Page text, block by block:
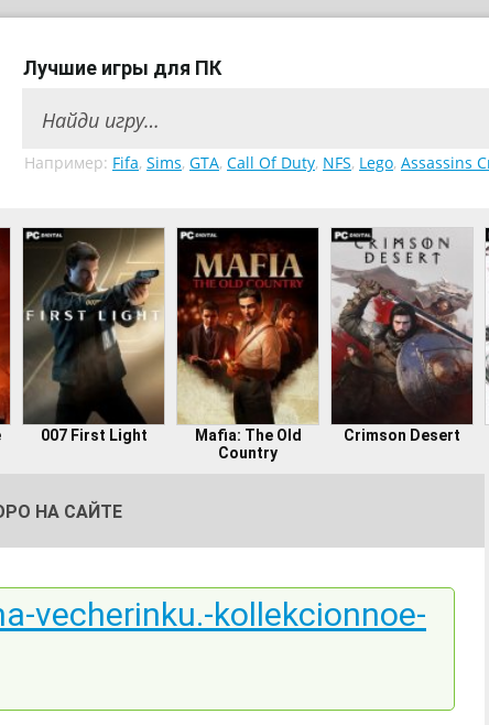
Лучшие игры для ПК
Например: Fifa, Sims, GTA, Call Of Duty, NFS, Lego, Assassins
007 First Light
Mafia: The Old
Country
Crimson Desert
НА САЙТЕ
vecherinku.-kollekcionnoe-